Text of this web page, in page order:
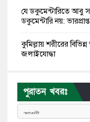
যে ডকুমেন্টারিতে আবু
ডকুমেন্টারি নয়: ভারপ্রাপ্ত
কুমিল্লায় শরীরের
জুলাইযোদ্ধা
পাটওয়ারী
শেখ হাসিনাকে আর
পুরাতন খবরঃ